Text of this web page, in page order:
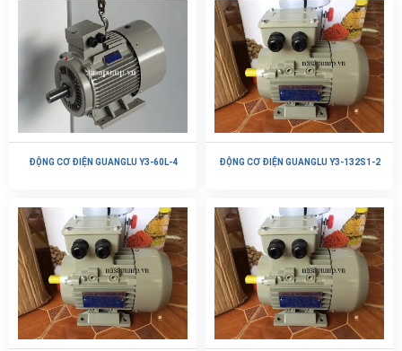
5 sao
ĐỘNG CƠ ĐIỆN GUANGLU Y3-60L-4 ĐỘNG CƠ ĐIỆN GUANGLU Y3-132S1-2